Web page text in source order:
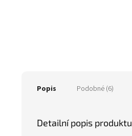
Popis Podobné (6)
Detailní popis produktu